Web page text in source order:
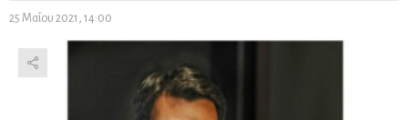
25 Μαΐου 2021, 14:00